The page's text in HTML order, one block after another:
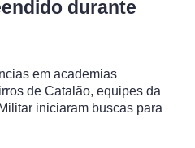
durante
em academias
de Catalão, equipes da
iniciaram buscas para